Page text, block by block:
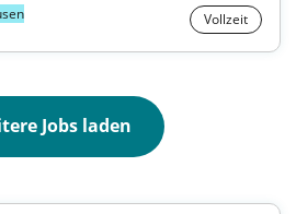
Vollzeit
Jobs laden